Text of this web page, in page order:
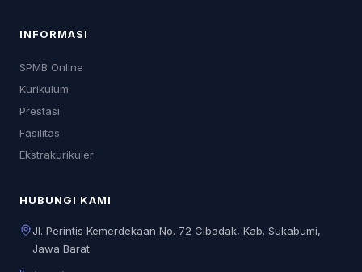
INFORMASI
SPMB Online
Kurikulum
Prestasi
Fasilitas
Ekstrakurikuler
HUBUNGI KAMI
Jl. Perintis Kemerdekaan No. 72 Cibadak, Kab. Sukabumi,
Jawa Barat